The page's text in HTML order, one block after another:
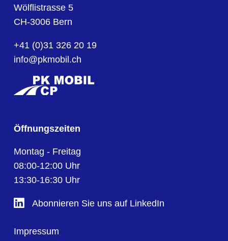
Wölflistrasse 5
CH-3006 Bern
+41 (0)31 326 20 19
info@pkmobil.ch
Öffnungszeiten
Montag - Freitag
08:00-12:00 Uhr
13:30-16:30 Uhr
Abonnieren Sie uns auf LinkedIn
Impressum